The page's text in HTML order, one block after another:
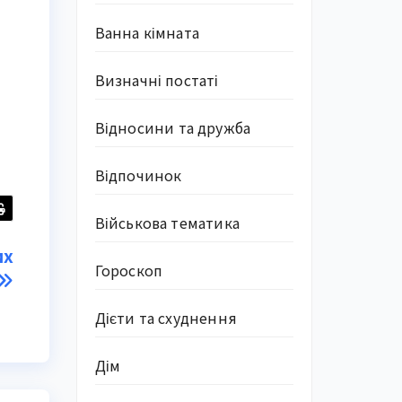
Ванна кімната
Визначні постаті
Відносини та дружба
Відпочинок
Військова тематика
Гороскоп
Дієти та схуднення
Дім